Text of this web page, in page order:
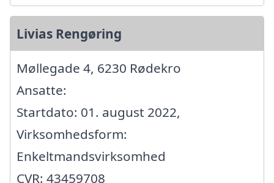
Livias Rengøring
Møllegade 4, 6230 Rødekro
Ansatte:
Startdato: 01. august 2022,
Virksomhedsform:
Enkeltmandsvirksomhed
CVR: 43459708